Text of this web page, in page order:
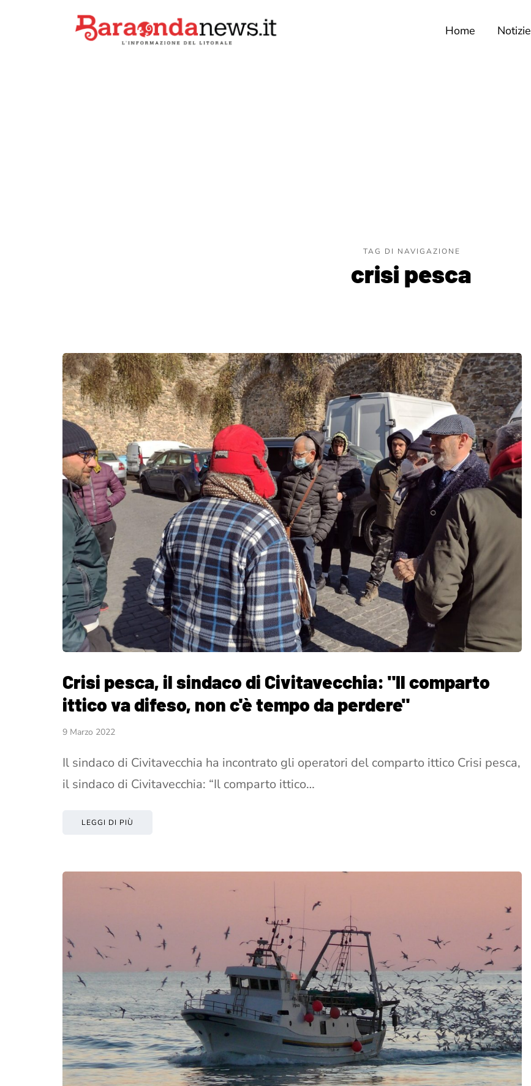
Home Notizie
TAG DI NAVIGAZIONE
crisi pesca
Crisi pesca, il sindaco di Civitavecchia: "Il comparto
ittico va difeso, non c'è tempo da perdere"
9 Marzo 2022
Il sindaco di Civitavecchia ha incontrato gli operatori del comparto ittico Crisi pesca,
il sindaco di Civitavecchia: “Il comparto ittico…
LEGGI DI PIÙ